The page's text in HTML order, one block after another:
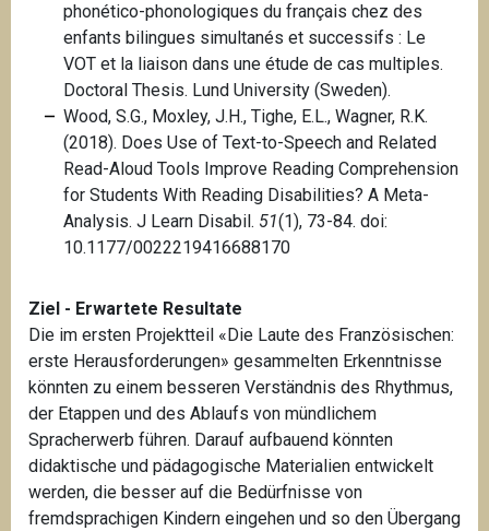
phonético-phonologiques du français chez des
enfants bilingues simultanés et successifs : Le
VOT et la liaison dans une étude de cas multiples.
Doctoral Thesis. Lund University (Sweden).
Wood, S.G., Moxley, J.H., Tighe, E.L., Wagner, R.K.
(2018). Does Use of Text-to-Speech and Related
Read-Aloud Tools Improve Reading Comprehension
for Students With Reading Disabilities? A Meta-
Analysis. J Learn Disabil. 51(1), 73-84. doi:
10.1177/0022219416688170
Ziel - Erwartete Resultate
Die im ersten Projektteil «Die Laute des Französischen:
erste Herausforderungen» gesammelten Erkenntnisse
könnten zu einem besseren Verständnis des Rhythmus,
der Etappen und des Ablaufs von mündlichem
Spracherwerb führen. Darauf aufbauend könnten
didaktische und pädagogische Materialien entwickelt
werden, die besser auf die Bedürfnisse von
fremdsprachigen Kindern eingehen und so den Übergang